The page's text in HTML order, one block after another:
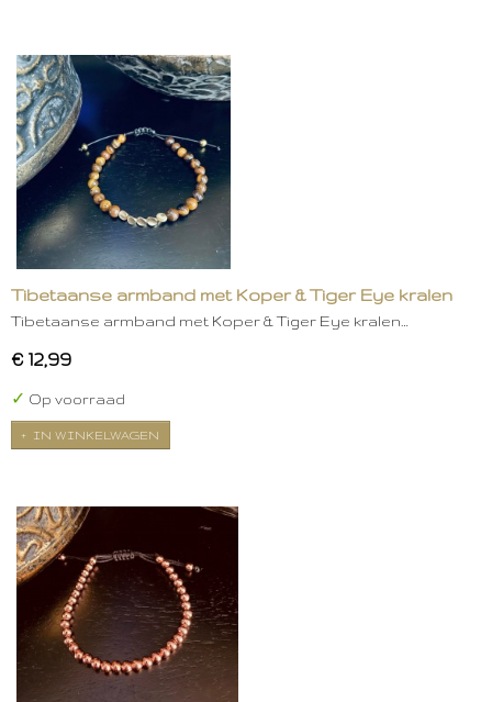
Tibetaanse armband met Koper & Tiger Eye kralen
Tibetaanse armband met Koper & Tiger Eye kralen…
€ 12,99
✓ Op voorraad
IN WINKELWAGEN